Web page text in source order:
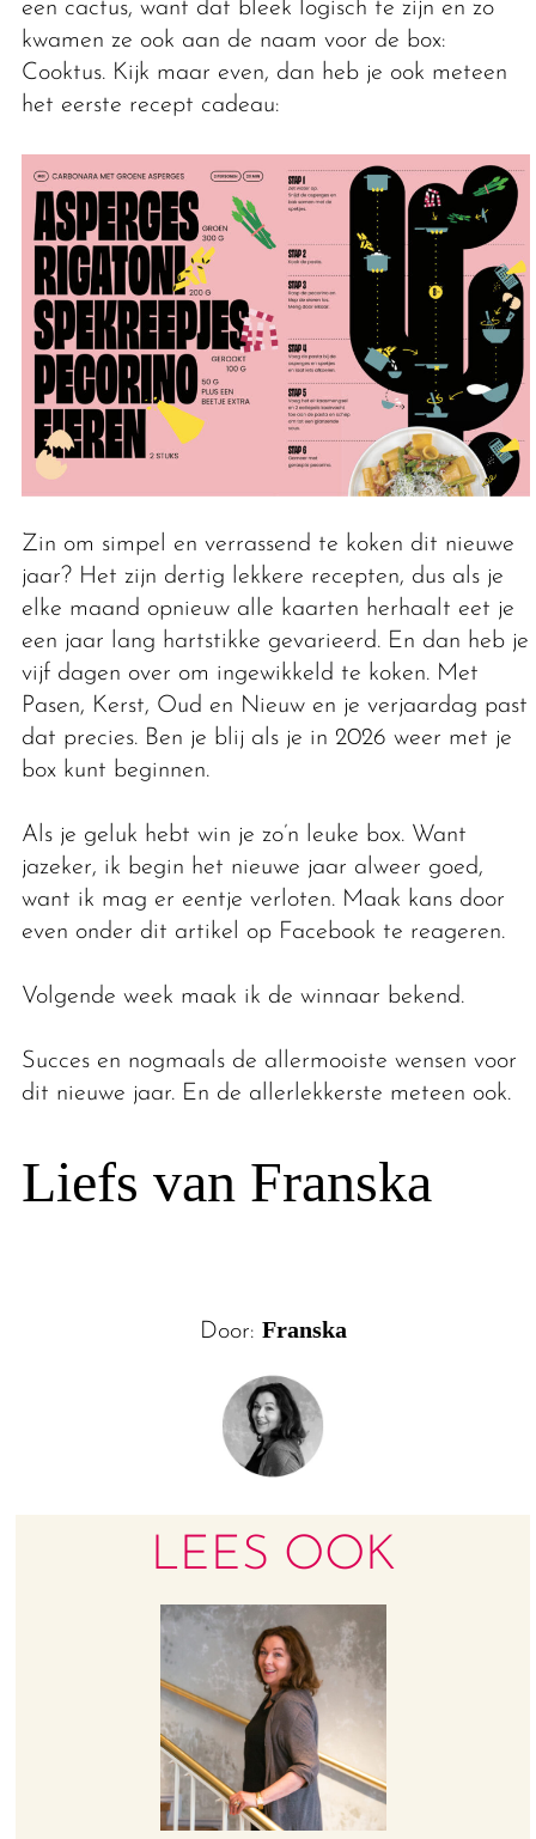
een cactus, want dat bleek logisch te zijn en zo
kwamen ze ook aan de naam voor de box:
Cooktus. Kijk maar even, dan heb je ook meteen
het eerste recept cadeau:
Zin om simpel en verrassend te koken dit nieuwe
jaar? Het zijn dertig lekkere recepten, dus als je
elke maand opnieuw alle kaarten herhaalt eet je
een jaar lang hartstikke gevarieerd. En dan heb je
vijf dagen over om ingewikkeld te koken. Met
Pasen, Kerst, Oud en Nieuw en je verjaardag past
dat precies. Ben je blij als je in 2026 weer met je
box kunt beginnen.
Als je geluk hebt win je zo’n leuke box. Want
jazeker, ik begin het nieuwe jaar alweer goed,
want ik mag er eentje verloten. Maak kans door
even onder dit artikel op Facebook te reageren.
Volgende week maak ik de winnaar bekend.
Succes en nogmaals de allermooiste wensen voor
dit nieuwe jaar. En de allerlekkerste meteen ook.
Liefs van Franska
Door: Franska
LEES OOK